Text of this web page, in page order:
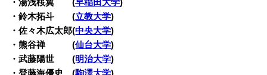
・湯浅桜翼 (早稲田大学)
・鈴木拓斗 (立教大学)
・佐々木広太郎(中央大学)
・熊谷禅 (仙台大学)
・武藤陽世 (明治大学)